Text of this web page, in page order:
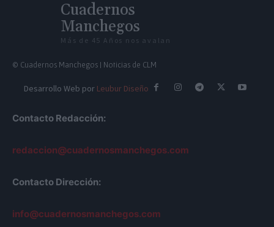
Cuadernos
Manchegos
Más de 45 Años nos avalan
© Cuadernos Manchegos | Noticias de CLM
Desarrollo Web por Leubur Diseño
Contacto Redacción:
redaccion@cuadernosmanchegos.com
Contacto Dirección:
info@cuadernosmanchegos.com